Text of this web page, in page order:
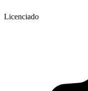
Licenciado